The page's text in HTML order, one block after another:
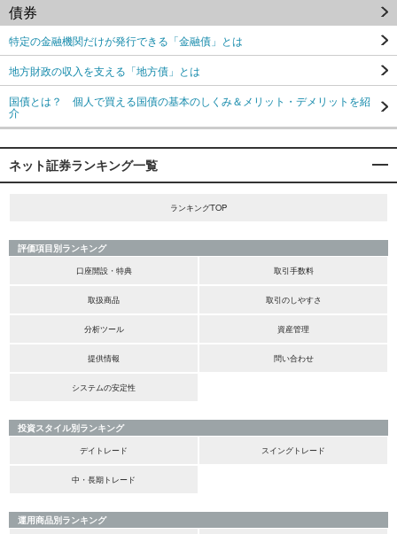
債券
特定の金融機関だけが発行できる「金融債」とは
地方財政の収入を支える「地方債」とは
国債とは？ 個人で買える国債の基本のしくみ＆メリット・デメリットを紹
介
ネット証券ランキング一覧
ランキングTOP
評価項目別ランキング
口座開設・特典
取引手数料
取扱商品 取引のしやすさ
分析ツール 資産管理
提供情報 問い合わせ
システムの安定性
投資スタイル別ランキング
デイトレード
スイングトレード
中・長期トレード
運用商品別ランキング